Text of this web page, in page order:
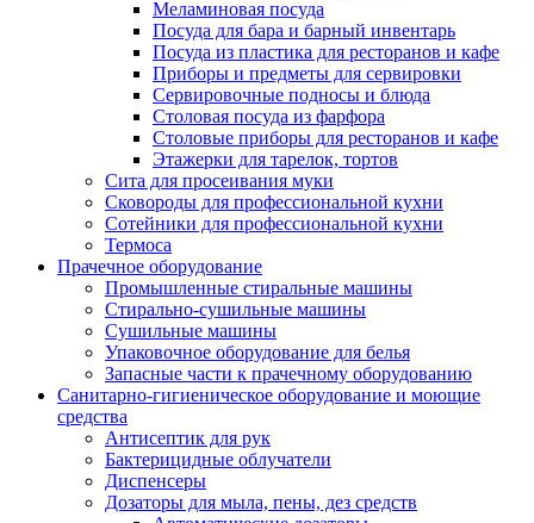
Меламиновая посуда
Посуда для бара и барный инвентарь
Посуда из пластика для ресторанов и кафе
Приборы и предметы для сервировки
Сервировочные подносы и блюда
Столовая посуда из фарфора
Столовые приборы для ресторанов и кафе
Этажерки для тарелок, тортов
Сита для просеивания муки
Сковороды для профессиональной кухни
Сотейники для профессиональной кухни
Термоса
Прачечное оборудование
Промышленные стиральные машины
Стирально-сушильные машины
Сушильные машины
Упаковочное оборудование для белья
Запасные части к прачечному оборудованию
Санитарно-гигиеническое оборудование и моющие
средства
Антисептик для рук
Бактерицидные облучатели
Диспенсеры
Дозаторы для мыла, пены, дез средств